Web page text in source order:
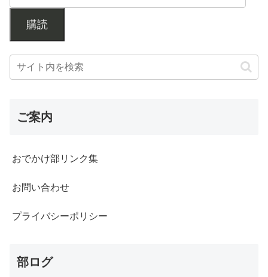
購読
ご案内
おでかけ部リンク集
お問い合わせ
プライバシーポリシー
部ログ